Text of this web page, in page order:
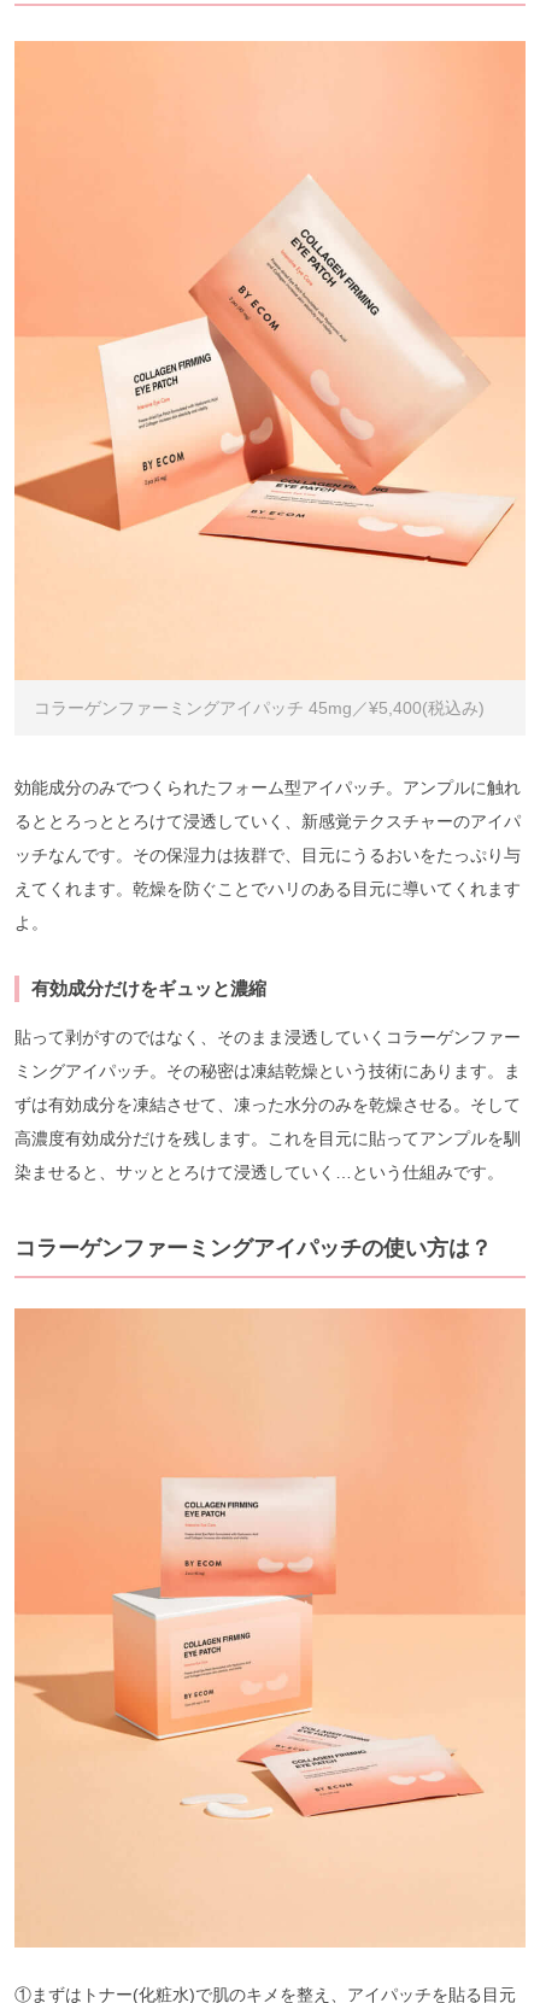
コラーゲンファーミングアイパッチ 45mg／¥5,400(税込み)
効能成分のみでつくられたフォーム型アイパッチ。アンプルに触れ
るととろっととろけて浸透していく、新感覚テクスチャーのアイパ
ッチなんです。その保湿力は抜群で、目元にうるおいをたっぷり与
えてくれます。乾燥を防ぐことでハリのある目元に導いてくれます
よ。
有効成分だけをギュッと濃縮
貼って剥がすのではなく、そのまま浸透していくコラーゲンファー
ミングアイパッチ。その秘密は凍結乾燥という技術にあります。ま
ずは有効成分を凍結させて、凍った水分のみを乾燥させる。そして
高濃度有効成分だけを残します。これを目元に貼ってアンプルを馴
染ませると、サッととろけて浸透していく…という仕組みです。
コラーゲンファーミングアイパッチの使い方は？
①まずはトナー(化粧水)で肌のキメを整え、アイパッチを貼る目元